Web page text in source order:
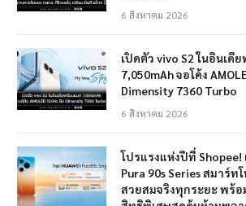
6 สิงหาคม 2026
เปิดตัว vivo S2 ในอินเดี
7,050mAh จอโค้ง
Dimensity 7360 Turbo
6 สิงหาคม 2026
โปรแรงแห่งปีที่ Shopee!
Pura 90s Series สมาร์ท
สวยสมจริงทุกระยะ พร้